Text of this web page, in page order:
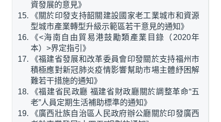
資發展的意見》
《關於印發支持韶關建設國家老工業城市和資源
型城市產業轉型升級示範區若干意見的通知》
《<海南自由貿易港鼓勵類產業目錄（2020年
本）>界定指引》
《福建省發展和改革委員會印發關於支持福州市
積極應對新冠肺炎疫情影響幫助市場主體紓困解
難若干措施的通知》
《福建省民政廳 福建省財政廳關於調整革命“五
老”人員定期生活補助標準的通知》
《廣西壯族自治區人民政府辦公廳關於印發廣西